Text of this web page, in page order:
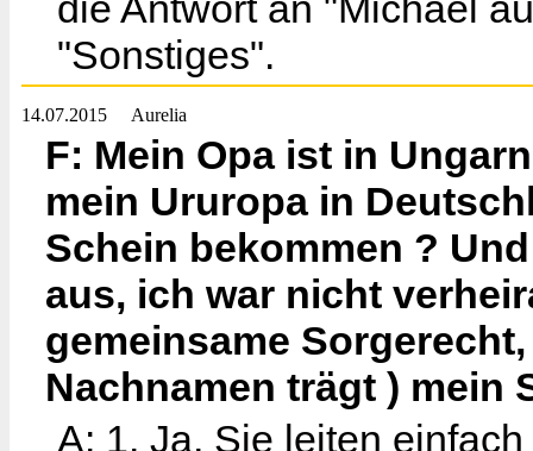
"Sonstiges".
14.07.2015 Aurelia
F: Mein Opa ist in
mein Ururopa in
Schein bekommen ?
aus, ich war nicht
gemeinsame
Nachnamen trägt ) mein
A: 1. Ja, Sie leiten